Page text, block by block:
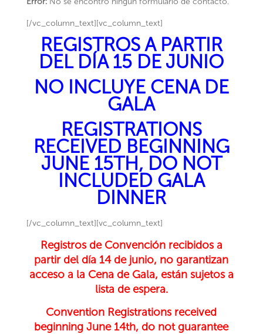
[/vc_column_text][vc_column_text]
REGISTROS A PARTIR
DEL DÍA 15 DE JUNIO
NO INCLUYE CENA DE
GALA
REGISTRATIONS
RECEIVED BEGINNING
JUNE 15TH, DO NOT
INCLUDED GALA
DINNER
[/vc_column_text][vc_column_text]
Registros de Convención recibidos a
partir del día 14 de junio, no garantizan
acceso a la Cena de Gala, están sujetos a
lista de espera.
Convention Registrations received
beginning June 14th, do not guarantee